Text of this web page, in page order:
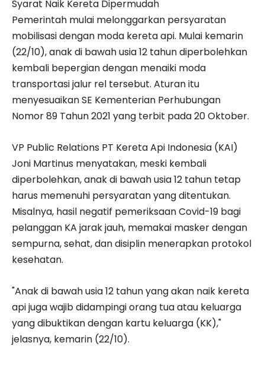
Syarat Naik Kereta Dipermudah
Pemerintah mulai melonggarkan persyaratan
mobilisasi dengan moda kereta api. Mulai kemarin
(22/10), anak di bawah usia 12 tahun diperbolehkan
kembali bepergian dengan menaiki moda
transportasi jalur rel tersebut. Aturan itu
menyesuaikan SE Kementerian Perhubungan
Nomor 89 Tahun 2021 yang terbit pada 20 Oktober.
VP Public Relations PT Kereta Api Indonesia (KAI)
Joni Martinus menyatakan, meski kembali
diperbolehkan, anak di bawah usia 12 tahun tetap
harus memenuhi persyaratan yang ditentukan.
Misalnya, hasil negatif pemeriksaan Covid-19 bagi
pelanggan KA jarak jauh, memakai masker dengan
sempurna, sehat, dan disiplin menerapkan protokol
kesehatan.
"Anak di bawah usia 12 tahun yang akan naik kereta
api juga wajib didampingi orang tua atau keluarga
yang dibuktikan dengan kartu keluarga (KK),"
jelasnya, kemarin (22/10).